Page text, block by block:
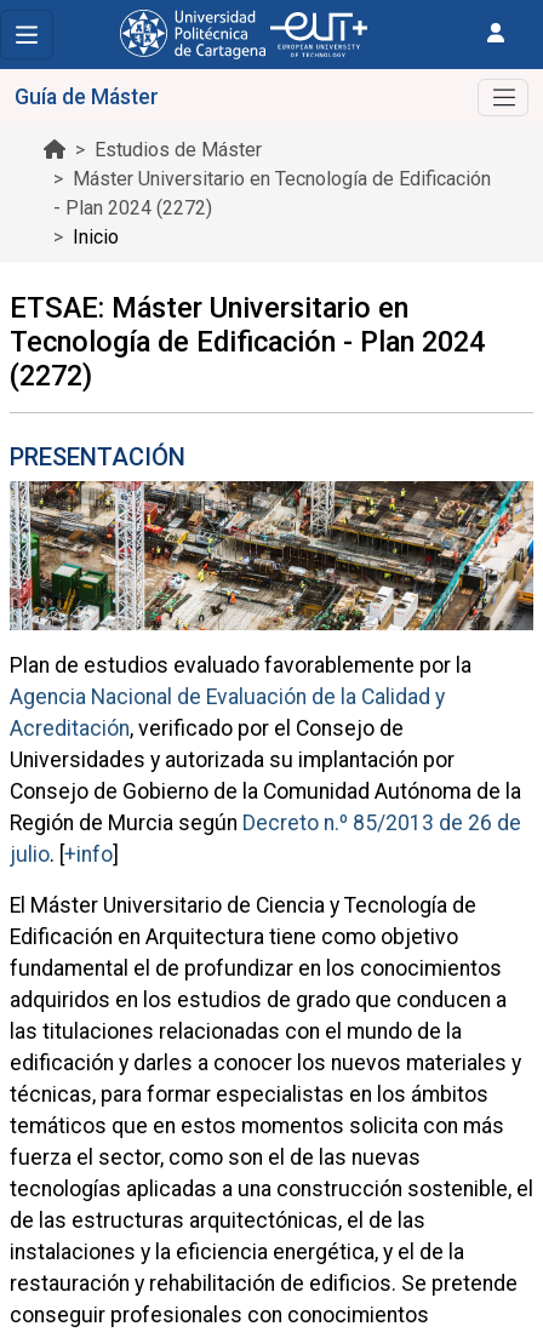
Estudios de Máster
Máster Universitario en Tecnología de Edificación
- Plan 2024 (2272)
Inicio
Guía de Máster
ETSAE: Máster Universitario en
Tecnología de Edificación - Plan 2024
(2272)
PRESENTACIÓN
Plan de estudios evaluado favorablemente por la
Agencia Nacional de Evaluación de la Calidad y
Acreditación, verificado por el Consejo de
Universidades y autorizada su implantación por
Consejo de Gobierno de la Comunidad Autónoma de la
Región de Murcia según Decreto n.º 85/2013 de 26 de
julio. [+info]
El Máster Universitario de Ciencia y Tecnología de
Edificación en Arquitectura tiene como objetivo
fundamental el de profundizar en los conocimientos
adquiridos en los estudios de grado que conducen a
las titulaciones relacionadas con el mundo de la
edificación y darles a conocer los nuevos materiales y
técnicas, para formar especialistas en los ámbitos
temáticos que en estos momentos solicita con más
fuerza el sector, como son el de las nuevas
tecnologías aplicadas a una construcción sostenible, el
de las estructuras arquitectónicas, el de las
instalaciones y la eficiencia energética, y el de la
restauración y rehabilitación de edificios. Se pretende
conseguir profesionales con conocimientos